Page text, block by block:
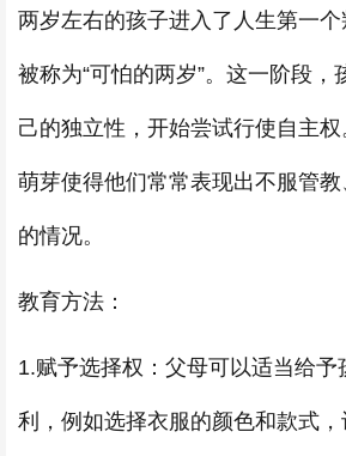
两岁左右的孩子进入了人生第一
被称为“可怕的两岁”。这一阶段，
己的独立性，开始尝试行使自主
萌芽使得他们常常表现出不服管
的情况。
教育方法：
1.赋予选择权：父母可以适当给予
利，例如选择衣服的颜色和款式